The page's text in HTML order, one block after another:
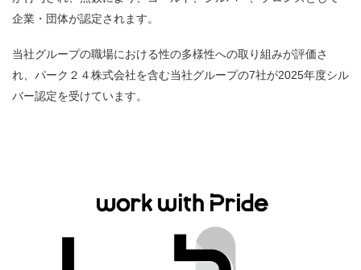
企業・団体が認定されます。
当社グループの職場における性の多様性への取り組みが評価さ
れ、パーク２４株式会社を含む当社グループの7社が2025年度シル
バー認定を受けています。